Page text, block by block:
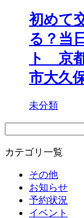
初めて
る？当
ト 京
市大久
未分類
カテゴリ一覧
その他
お知らせ
予約状況
イベント